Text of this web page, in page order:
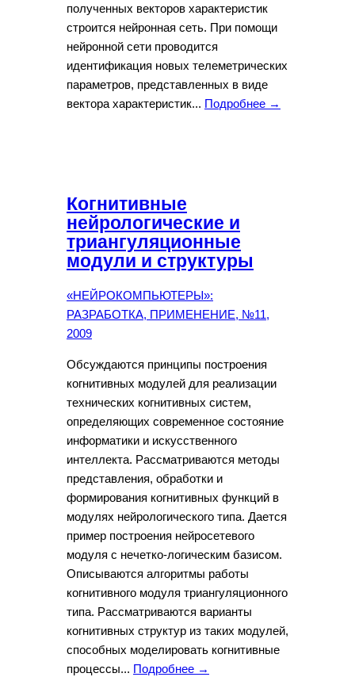
полученных векторов характеристик
строится нейронная сеть. При помощи
нейронной сети проводится
идентификация новых телеметрических
параметров, представленных в виде
вектора характеристик... Подробнее →
Когнитивные
нейрологические и
триангуляционные
модули и структуры
«НЕЙРОКОМПЬЮТЕРЫ»:
РАЗРАБОТКА, ПРИМЕНЕНИЕ, №11,
2009
Обсуждаются принципы построения
когнитивных модулей для реализации
технических когнитивных систем,
определяющих современное состояние
информатики и искусственного
интеллекта. Рассматриваются методы
представления, обработки и
формирования когнитивных функций в
модулях нейрологического типа. Дается
пример построения нейросетевого
модуля с нечетко-логическим базисом.
Описываются алгоритмы работы
когнитивного модуля триангуляционного
типа. Рассматриваются варианты
когнитивных структур из таких модулей,
способных моделировать когнитивные
процессы... Подробнее →